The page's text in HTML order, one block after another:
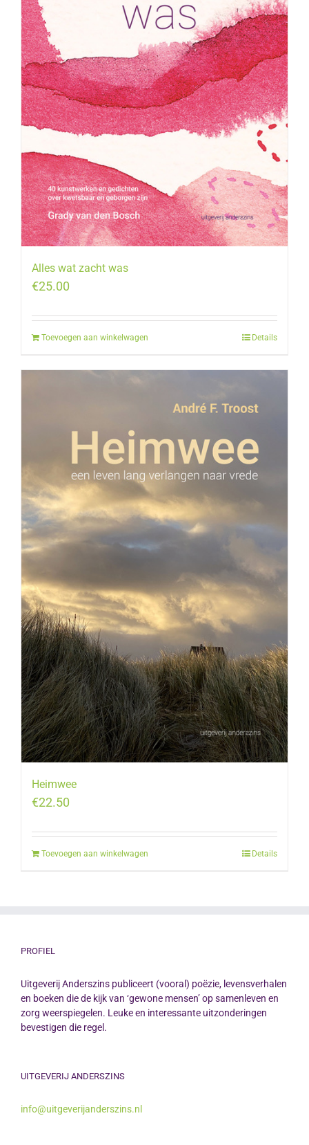
Alles wat zacht was
€25.00
Toevoegen aan winkelwagen Details
Heimwee
€22.50
Toevoegen aan winkelwagen Details
PROFIEL
Uitgeverij Anderszins publiceert (vooral) poëzie, levensverhalen
en boeken die de kijk van ‘gewone mensen’ op samenleven en
zorg weerspiegelen. Leuke en interessante uitzonderingen
bevestigen die regel.
UITGEVERIJ ANDERSZINS
info@uitgeverijanderszins.nl